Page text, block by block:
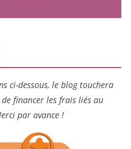
ci-dessous, le blog touchera
financer les frais liés au
par avance !